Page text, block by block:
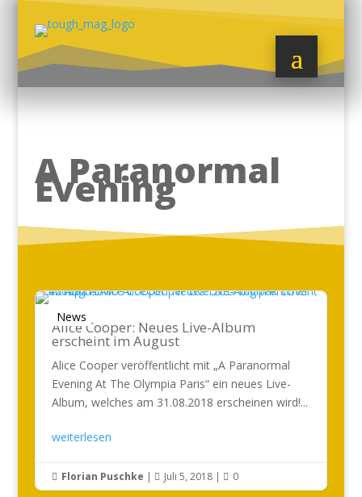
A Paranormal
Evening
News
Alice Cooper: Neues Live-Album
erscheint im August
Alice Cooper veröffentlicht mit „A Paranormal
Evening At The Olympia Paris“ ein neues Live-
Album, welches am 31.08.2018 erscheinen wird!...
weiterlesen
 Florian Puschke |  Juli 5, 2018|  0